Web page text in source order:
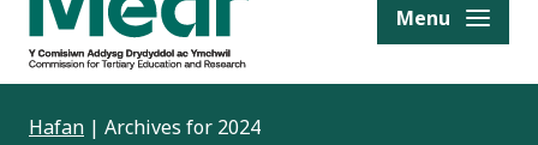
content Menu
Hafan | Archives for 2024